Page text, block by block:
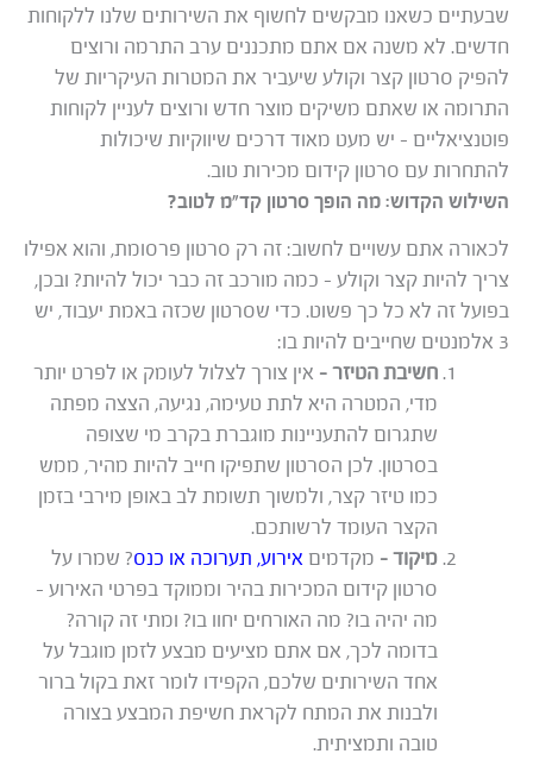
שבעתיים כשאנו מבקשים לחשוף את השירותים שלנו ללקוחות
חדשים. לא משנה אם אתם מתכננים ערב התרמה ורוצים
להפיק סרטון קצר וקולע שיעביר את המטרות העיקריות של
התרומה או שאתם משיקים מוצר חדש ורוצים לעניין לקוחות
פוטנציאליים – יש מעט מאוד דרכים שיווקיות שיכולות
להתחרות עם סרטון קידום מכירות טוב.
השילוש הקדוש: מה הופך סרטון קד”מ לטוב?
לכאורה אתם עשויים לחשוב: זה רק סרטון פרסומת, והוא אפילו
צריך להיות קצר וקולע – כמה מורכב זה כבר יכול להיות? ובכן,
בפועל זה לא כל כך פשוט. כדי שסרטון שכזה באמת יעבוד, יש
3 אלמנטים שחייבים להיות בו:
חשיבת הטיזר – אין צורך לצלול לעומק או לפרט יותר
מדי, המטרה היא לתת טעימה, נגיעה, הצצה מפתה
שתגרום להתעניינות מוגברת בקרב מי שצופה
בסרטון. לכן הסרטון שתפיקו חייב להיות מהיר, ממש
כמו טיזר קצר, ולמשוך תשומת לב באופן מירבי בזמן
הקצר העומד לרשותכם.
מיקוד – מקדמים אירוע, תערוכה או כנס? שמרו על
סרטון קידום המכירות בהיר וממוקד בפרטי האירוע –
מה יהיה בו? מה האורחים יחוו בו? ומתי זה קורה?
בדומה לכך, אם אתם מציעים מבצע לזמן מוגבל על
אחד השירותים שלכם, הקפידו לומר זאת בקול ברור
ולבנות את המתח לקראת חשיפת המבצע בצורה
טובה ותמציתית.